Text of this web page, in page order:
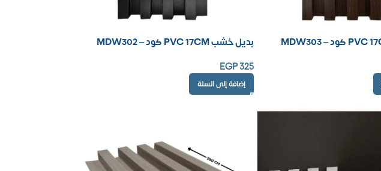
بديل خشب PVC 17CM كود – MDW302
EGP325
إضافة إلى السلة